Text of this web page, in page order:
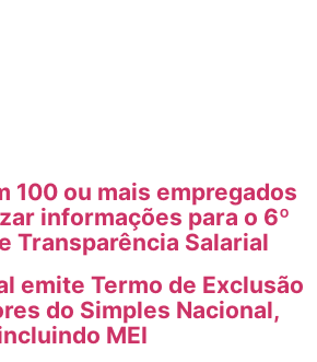
100 ou mais empregados
informações para o 6º
Transparência Salarial
emite Termo de Exclusão
do Simples Nacional,
MEI